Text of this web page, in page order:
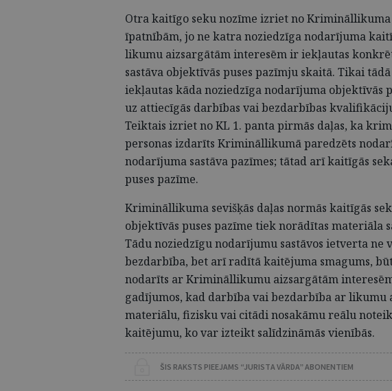
Otra kaitīgo seku nozīme izriet no Krimināllikuma
īpatnībām, jo ne katra noziedzīga nodarījuma
likumu aizsargātām interesēm ir iekļautas
sastāva objektīvās puses pazīmju skaitā. Tikai
iekļautas kāda noziedzīga nodarījuma objektīvās
uz attiecīgās darbības vai bezdarbības
Teiktais izriet no KL 1. panta pirmās daļas, ka
personas izdarīts Krimināllikumā paredzēts
nodarījuma sastāva pazīmes; tātad arī kaitīgās
puses pazīme.
Krimināllikuma sevišķās daļas normās kaitīgās
objektīvās puses pazīme tiek norādītas materiāla
Tādu noziedzīgu nodarījumu sastāvos ietverta
bezdarbība, bet arī radītā kaitējuma smagums,
nodarīts ar Krimināllikumu aizsargātām
gadījumos, kad darbība vai bezdarbība ar likumu
materiālu, fizisku vai citādi nosakāmu reālu
kaitējumu, ko var izteikt salīdzināmās vienībās.
ŠIS RAKSTS PIEEJAMS “JURISTA VĀRDA” ABONENTIEM